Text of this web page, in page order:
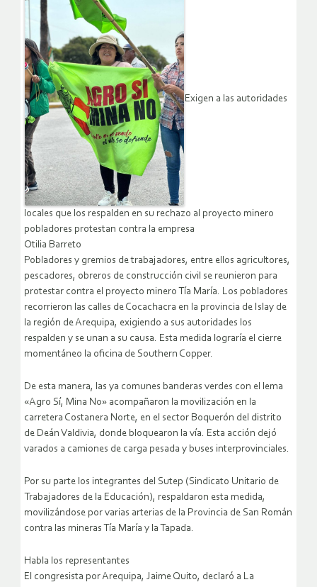
Exigen a las autoridades
locales que los respalden en su rechazo al proyecto minero
pobladores protestan contra la empresa
Otilia Barreto
Pobladores y gremios de trabajadores, entre ellos agricultores,
pescadores, obreros de construcción civil se reunieron para
protestar contra el proyecto minero Tía María. Los pobladores
recorrieron las calles de Cocachacra en la provincia de Islay de
la región de Arequipa, exigiendo a sus autoridades los
respalden y se unan a su causa. Esta medida lograría el cierre
momentáneo la oficina de Southern Copper.
De esta manera, las ya comunes banderas verdes con el lema
«Agro Sí, Mina No» acompañaron la movilización en la
carretera Costanera Norte, en el sector Boquerón del distrito
de Deán Valdivia, donde bloquearon la vía. Esta acción dejó
varados a camiones de carga pesada y buses interprovinciales.
Por su parte los integrantes del Sutep (Sindicato Unitario de
Trabajadores de la Educación), respaldaron esta medida,
movilizándose por varias arterias de la Provincia de San Román
contra las mineras Tía María y la Tapada.
Habla los representantes
El congresista por Arequipa, Jaime Quito, declaró a La